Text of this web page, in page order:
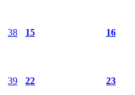
38 15 16
39 22 23